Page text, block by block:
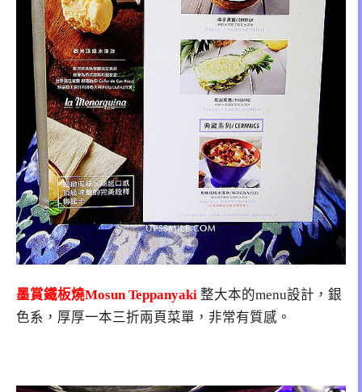
墨賞鐵板燒Mosun Teppanyaki 整大本的menu設計，銀
色系，厚厚一本三折兩頁菜單，非常有質感。